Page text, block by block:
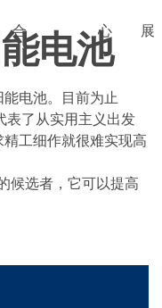
合 心 展
电池
电池。目前为止
表了从实用主义出发
工细作就很难实现高
候选者，它可以提高